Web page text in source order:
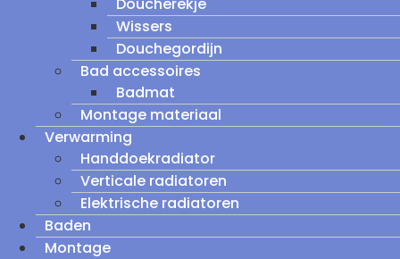
Wissers
Douchegordijn
Bad accessoires
Badmat
Montage materiaal
Verwarming
Handdoekradiator
Verticale radiatoren
Elektrische radiatoren
Baden
Montage